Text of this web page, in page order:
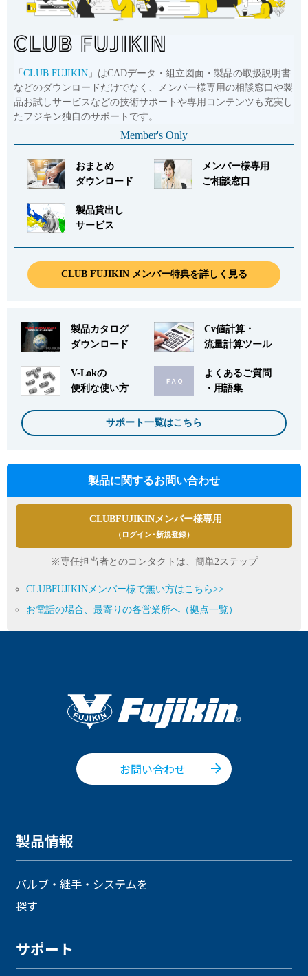
「 CLUB FUJIKIN 」はCADデータ・組立図面・製品の取扱説明書
などのダウンロードだけでなく、メンバー様専用の相談窓口や製
品お試しサービスなどの技術サポートや専用コンテンツも充実し
たフジキン独自のサポートです。
Member's Only
おまとめ
ダウンロード
メンバー様専用
ご相談窓口
製品貸出し
サービス
CLUB FUJIKIN メンバー特典を詳しく見る
製品カタログ
ダウンロード
Cv値計算・
流量計算ツール
V-Lokの
便利な使い方
よくあるご質問
・用語集
サポート一覧はこちら
製品に関するお問い合わせ
CLUBFUJIKINメンバー様専用
（ログイン･新規登録）
※専任担当者とのコンタクトは、簡単2ステップ
CLUBFUJIKINメンバー様で無い方はこちら>>
お電話の場合、最寄りの各営業所へ（拠点一覧）
お問い合わせ
製品情報
バルブ・継手・システムを
探す
サポート